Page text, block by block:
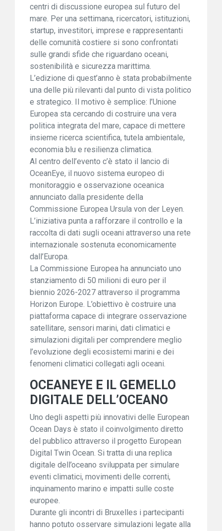
centri di discussione europea sul futuro del
mare. Per una settimana, ricercatori, istituzioni,
startup, investitori, imprese e rappresentanti
delle comunità costiere si sono confrontati
sulle grandi sfide che riguardano oceani,
sostenibilità e sicurezza marittima.
L’edizione di quest’anno è stata probabilmente
una delle più rilevanti dal punto di vista politico
e strategico. Il motivo è semplice: l’Unione
Europea sta cercando di costruire una vera
politica integrata del mare, capace di mettere
insieme ricerca scientifica, tutela ambientale,
economia blu e resilienza climatica.
Al centro dell’evento c’è stato il lancio di
OceanEye, il nuovo sistema europeo di
monitoraggio e osservazione oceanica
annunciato dalla presidente della
Commissione Europea Ursula von der Leyen.
L’iniziativa punta a rafforzare il controllo e la
raccolta di dati sugli oceani attraverso una rete
internazionale sostenuta economicamente
dall’Europa.
La Commissione Europea ha annunciato uno
stanziamento di 50 milioni di euro per il
biennio 2026-2027 attraverso il programma
Horizon Europe. L’obiettivo è costruire una
piattaforma capace di integrare osservazione
satellitare, sensori marini, dati climatici e
simulazioni digitali per comprendere meglio
l’evoluzione degli ecosistemi marini e dei
fenomeni climatici collegati agli oceani.
OCEANEYE E IL GEMELLO
DIGITALE DELL’OCEANO
Uno degli aspetti più innovativi delle European
Ocean Days è stato il coinvolgimento diretto
del pubblico attraverso il progetto European
Digital Twin Ocean. Si tratta di una replica
digitale dell’oceano sviluppata per simulare
eventi climatici, movimenti delle correnti,
inquinamento marino e impatti sulle coste
europee.
Durante gli incontri di Bruxelles i partecipanti
hanno potuto osservare simulazioni legate alla